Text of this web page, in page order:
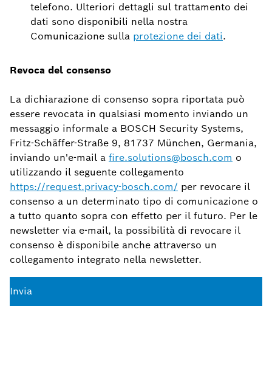
telefono. Ulteriori dettagli sul trattamento dei
dati sono disponibili nella nostra
Comunicazione sulla protezione dei dati.
Revoca del consenso
La dichiarazione di consenso sopra riportata può
essere revocata in qualsiasi momento inviando un
messaggio informale a BOSCH Security Systems,
Fritz-Schäffer-Straße 9, 81737 München, Germania,
inviando un'e-mail a fire.solutions@bosch.com o
utilizzando il seguente collegamento
https://request.privacy-bosch.com/ per revocare il
consenso a un determinato tipo di comunicazione o
a tutto quanto sopra con effetto per il futuro. Per le
newsletter via e-mail, la possibilità di revocare il
consenso è disponibile anche attraverso un
collegamento integrato nella newsletter.
Invia